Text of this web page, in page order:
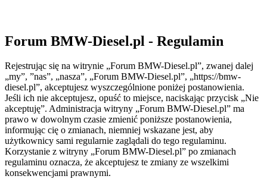
Forum BMW-Diesel.pl - Regulamin
Rejestrując się na witrynie „Forum BMW-Diesel.pl”, zwanej dalej
„my”, ”nas”, „nasza”, „Forum BMW-Diesel.pl”, „https://bmw-
diesel.pl”, akceptujesz wyszczególnione poniżej postanowienia.
Jeśli ich nie akceptujesz, opuść to miejsce, naciskając przycisk „Nie
akceptuję”. Administracja witryny „Forum BMW-Diesel.pl” ma
prawo w dowolnym czasie zmienić poniższe postanowienia,
informując cię o zmianach, niemniej wskazane jest, aby
użytkownicy sami regularnie zaglądali do tego regulaminu.
Korzystanie z witryny „Forum BMW-Diesel.pl” po zmianach
regulaminu oznacza, że akceptujesz te zmiany ze wszelkimi
konsekwencjami prawnymi.